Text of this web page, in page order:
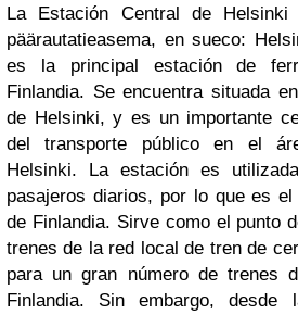
La Estación Central de
päärautatieasema, en sueco:
es la principal estación de
Finlandia. Se encuentra situada
de Helsinki, y es un importante
del transporte público en el
Helsinki. La estación es
pasajeros diarios, por lo que es
de Finlandia. Sirve como el punto
trenes de la red local de tren de
para un gran número de trenes
Finlandia. Sin embargo,